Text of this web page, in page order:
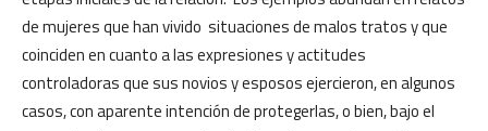
de mujeres que han vivido situaciones de malos tratos y que
coinciden en cuanto a las expresiones y actitudes
controladoras que sus novios y esposos ejercieron, en algunos
casos, con aparente intención de protegerlas, o bien, bajo el